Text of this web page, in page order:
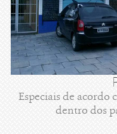
Especiais de acordo
dentro dos